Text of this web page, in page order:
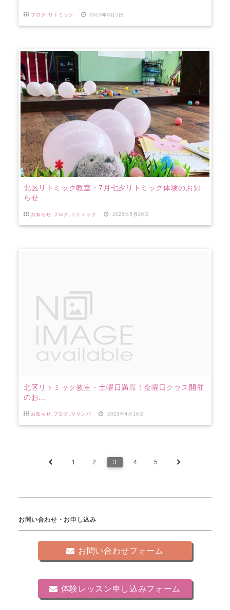
ブログ リトミック 2023年8月5日
北区リトミック教室・7月七夕リトミック体験のお知
らせ
お知らせ , ブログ , リトミック 2023年5月20日
北区リトミック教室・土曜日満席！金曜日クラス開催
のお...
お知らせ , ブログ , マリンバ 2023年4月16日
1 2 3 4 5
お問い合わせ・お申し込み
お問い合わせフォーム
体験レッスン申し込みフォーム